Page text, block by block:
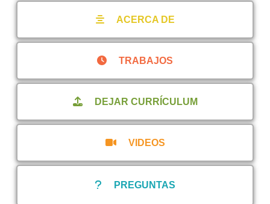
ACERCA DE
TRABAJOS
DEJAR CURRÍCULUM
VIDEOS
PREGUNTAS